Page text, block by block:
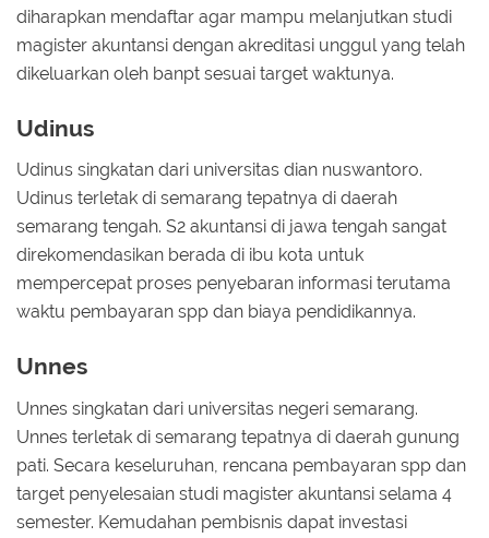
diharapkan mendaftar agar mampu melanjutkan studi
magister akuntansi dengan akreditasi unggul yang telah
dikeluarkan oleh banpt sesuai target waktunya.
Udinus
Udinus singkatan dari universitas dian nuswantoro.
Udinus terletak di semarang tepatnya di daerah
semarang tengah. S2 akuntansi di jawa tengah sangat
direkomendasikan berada di ibu kota untuk
mempercepat proses penyebaran informasi terutama
waktu pembayaran spp dan biaya pendidikannya.
Unnes
Unnes singkatan dari universitas negeri semarang.
Unnes terletak di semarang tepatnya di daerah gunung
pati. Secara keseluruhan, rencana pembayaran spp dan
target penyelesaian studi magister akuntansi selama 4
semester. Kemudahan pembisnis dapat investasi